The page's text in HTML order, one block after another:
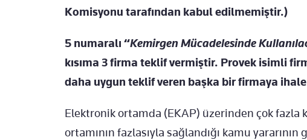
Komisyonu tarafından kabul edilmemiştir.)
5 numaralı “Kemirgen Mücadelesinde
kısıma 3 firma teklif vermiştir. Provek isimli
daha uygun teklif veren başka bir firmaya
Elektronik ortamda (EKAP) üzerinden çok fazla
ortamının fazlasıyla sağlandığı kamu